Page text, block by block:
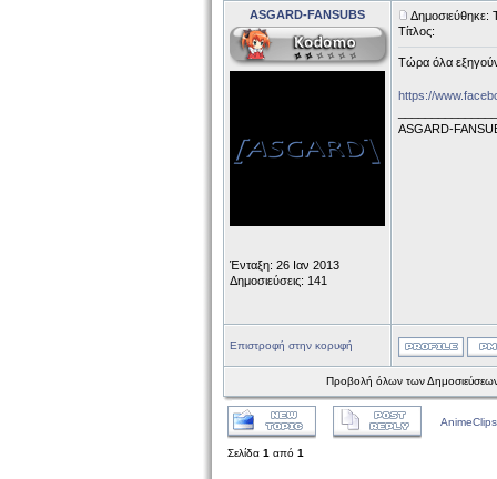
ASGARD-FANSUBS
Ένταξη: 26 Ιαν 2013
Δημοσιεύσεις: 141
Δημοσιεύθηκε:
Τίτλος:
Τώρα όλα
https://
ASGARD-
Επιστροφή στην κορυφή
Προβολή όλων των
Σελίδα 1 από 1